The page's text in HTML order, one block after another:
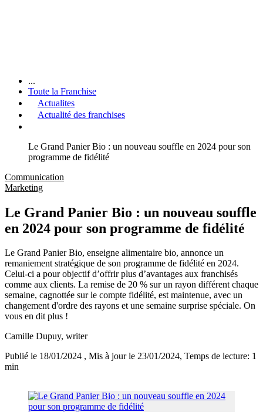
...
Toute la Franchise
Actualites
Actualité des franchises
Le Grand Panier Bio : un nouveau souffle en 2024 pour son
programme de fidélité
Communication
Marketing
Le Grand Panier Bio : un nouveau souffle
en 2024 pour son programme de fidélité
Le Grand Panier Bio, enseigne alimentaire bio, annonce un
remaniement stratégique de son programme de fidélité en 2024.
Celui-ci a pour objectif d’offrir plus d’avantages aux franchisés
comme aux clients. La remise de 20 % sur un rayon différent chaque
semaine, cagnottée sur le compte fidélité, est maintenue, avec un
changement d'ordre des rayons et une semaine surprise spéciale. On
vous en dit plus !
Camille Dupuy, writer
Publié le 18/01/2024 , Mis à jour le 23/01/2024, Temps de lecture: 1
min